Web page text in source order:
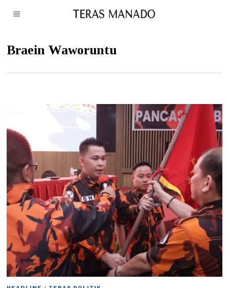
Braein Waworuntu